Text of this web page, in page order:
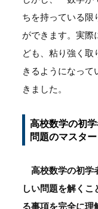
ちを持っている限
ができます。実際
ども、粘り強く
きるようになって
きました。
高校数学の初
問題のマスター
高校数学の初学
しい問題を解く
る事項を完全に理